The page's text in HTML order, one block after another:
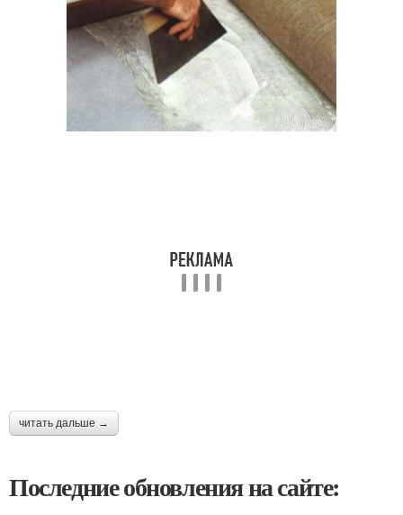
читать дальше →
Последние обновления на сайте: